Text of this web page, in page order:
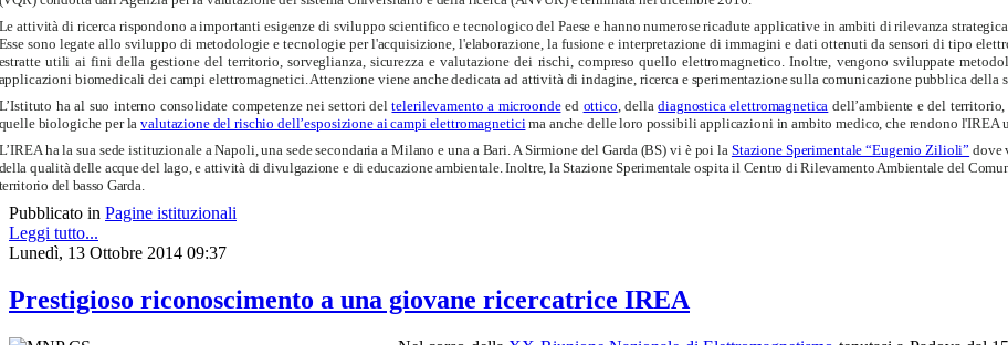
attività di ricerca rispondono a importanti esigenze di sviluppo scientifico e tecnologico del Paese e hanno numerose ricadute applicative in ambiti di rilevanza
sono legate allo sviluppo di metodologie e tecnologie per l'acquisizione, l'elaborazione, la fusione e interpretazione di immagini e dati ottenuti da sensori di tipo
utili ai fini della gestione del territorio, sorveglianza, sicurezza e valutazione dei rischi, compreso quello elettromagnetico. Inoltre, vengono sviluppate
biomedicali dei campi elettromagnetici. Attenzione viene anche dedicata ad attività di indagine, ricerca e sperimentazione sulla comunicazione pubblica della
ha al suo interno consolidate competenze nei settori deltelerilevamento a microondeed ottico , delladiagnostica elettromagnetica dell’ambiente e del
biologiche per lavalutazione del rischio dell’esposizione ai campi elettromagnetici ma anche delle loro possibili applicazioni in ambito medico, che rendono l'IREA
ha la sua sede istituzionale a Napoli, una sede secondaria a Milano e una a Bari. A Sirmione del Garda (BS) vi è poi la Stazione Sperimentale “Eugenio Zilioli” dove
qualità delle acque del lago, e attività di divulgazione e di educazione ambientale. Inoltre, la Stazione Sperimentale ospita il Centro di Rilevamento Ambientale del
del basso Garda.
Pubblicato in Pagine istituzionali
Leggi tutto...
Lunedì, 13 Ottobre 2014 09:37
Prestigioso riconoscimento a una giovane ricercatrice IREA